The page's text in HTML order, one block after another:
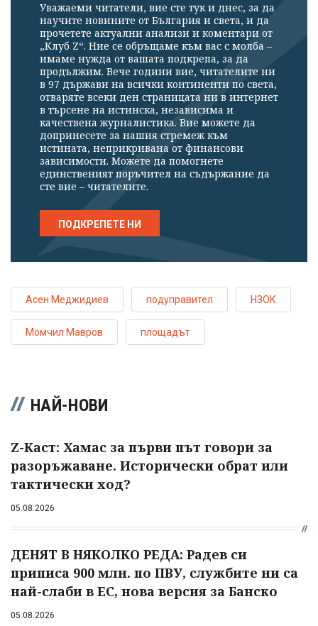
Уважаеми читатели, вие сте тук и днес, за да
научите новините от България и света, и да
прочетете актуални анализи и коментари от
„Клуб Z“. Ние се обръщаме към вас с молба –
имаме нужда от вашата подкрепа, за да
продължим. Вече години вие, читателите ни
в 97 държави на всички континенти по света,
отваряте всеки ден страницата ни в интернет
в търсене на истинска, независима и
качествена журналистика. Вие можете да
допринесете за нашия стремеж към
истината, неприкривана от финансови
зависимости. Можете да помогнете
единственият поръчител на съдържание да
сте вие – читателите.
ПОДКРЕПЕТЕ НИ
Асен Меджидиев подуправител НЗОК
Момчил Мавров площадът
НАЙ-НОВИ
Z-Каст: Хамас за първи път говори за
разоръжаване. Исторически обрат или
тактически ход?
05.08.2026
ДЕНЯТ В НЯКОЛКО РЕДА: Радев си
приписа 900 млн. по ПВУ, службите ни са
най-слаби в ЕС, нова версия за Банско
05.08.2026